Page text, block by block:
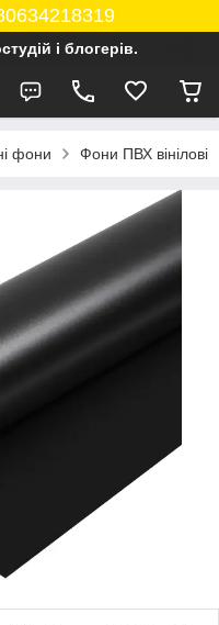
і блогерів.
фони Фони ПВХ вінілові